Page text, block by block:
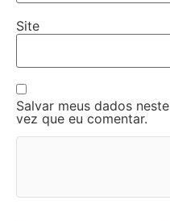
Site
Salvar meus dados
vez que eu comentar.